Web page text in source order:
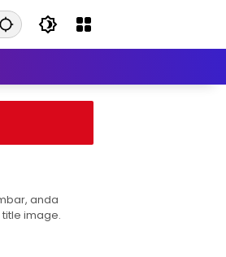
anda
image.